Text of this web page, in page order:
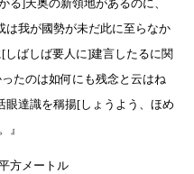
る]天奥の新領地があるのに、
は我が國勢が未だ此に至らなか
ばしば要人に]建言したるに関
たのは如何にも残念と云はね
眼達識を稱揚[しょうよう、ほめ
』
方メートル